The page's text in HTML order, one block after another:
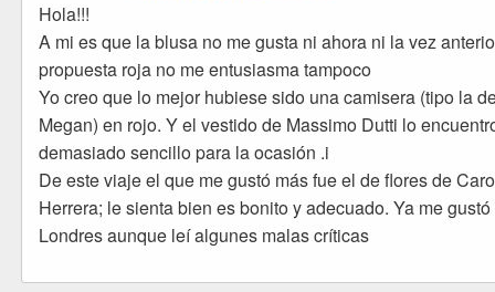
Hola!!!
A mi es que la blusa no me gusta ni ahora ni la vez
propuesta roja no me entusiasma tampoco
Yo creo que lo mejor hubiese sido una camisera (tipo la
Megan) en rojo. Y el vestido de Massimo Dutti lo
demasiado sencillo para la ocasión .i
De este viaje el que me gustó más fue el de flores de
Herrera; le sienta bien es bonito y adecuado. Ya me
Londres aunque leí algunes malas críticas